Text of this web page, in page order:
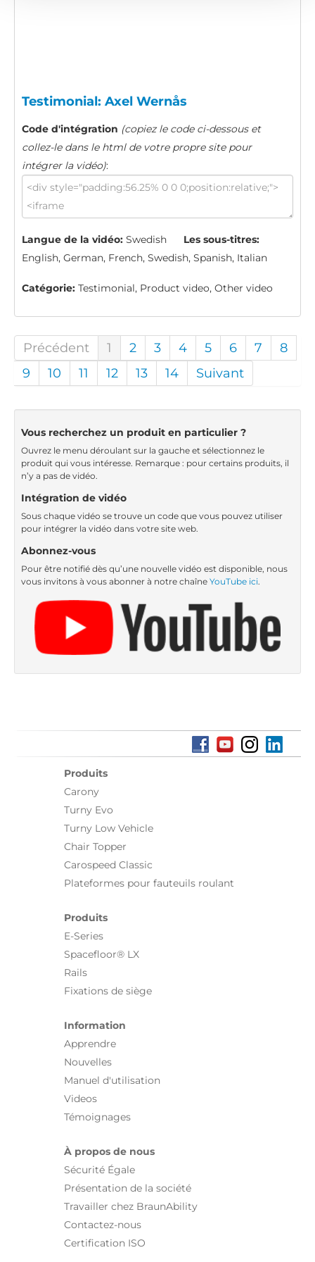
Testimonial: Axel Wernås
Code d'intégration (copiez le code ci-dessous et
collez-le dans le html de votre propre site pour
intégrer la vidéo):
Langue de la vidéo: Swedish
Les sous-titres:
English, German, French, Swedish, Spanish, Italian
Catégorie: Testimonial, Product video, Other video
Précédent 1 2 3 4 5 6 7
8
9
10 11 12 13 14 Suivant
Vous recherchez un produit en particulier ?
Ouvrez le menu déroulant sur la gauche et sélectionnez le
produit qui vous intéresse. Remarque : pour certains produits, il
n’y a pas de vidéo.
Intégration de vidéo
Sous chaque vidéo se trouve un code que vous pouvez utiliser
pour intégrer la vidéo dans votre site web.
Abonnez-vous
Pour être notifié dès qu’une nouvelle vidéo est disponible, nous
vous invitons à vous abonner à notre chaîne YouTube ici.
Produits
Carony
Turny Evo
Turny Low Vehicle
Chair Topper
Carospeed Classic
Plateformes pour fauteuils roulant
Produits
E-Series
Spacefloor® LX
Rails
Fixations de siège
Information
Apprendre
Nouvelles
Manuel d'utilisation
Videos
Témoignages
À propos de nous
Sécurité Égale
Présentation de la société
Travailler chez BraunAbility
Contactez-nous
Certification ISO